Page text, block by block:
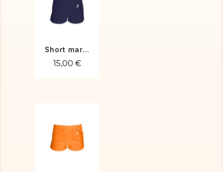
Short marine
15,00 €